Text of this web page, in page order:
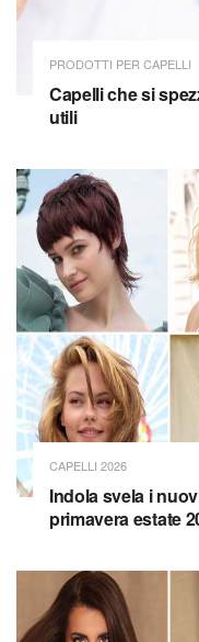
PRODOTTI PER CAPELLI
Capelli che si
utili
CAPELLI 2026
Indola svela i
primavera estate